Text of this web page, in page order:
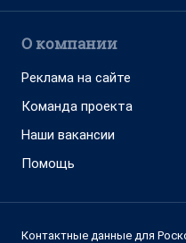
О компании
Реклама на сайте
Команда проекта
Наши вакансии
Помощь
Контактные данные для